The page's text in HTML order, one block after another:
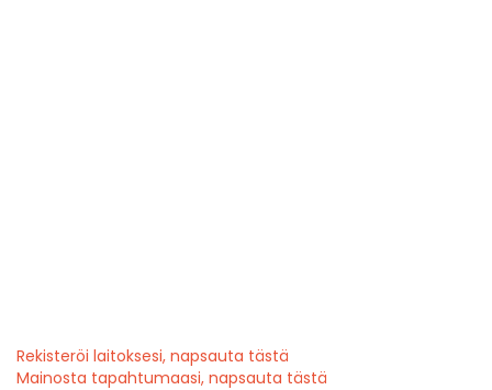
Rekisteröi laitoksesi, napsauta tästä
Mainosta tapahtumaasi, napsauta tästä